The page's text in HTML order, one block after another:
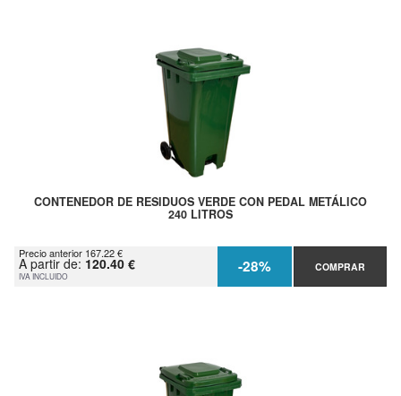
CONTENEDOR DE RESIDUOS VERDE CON PEDAL METÁLICO
240 LITROS
Precio anterior 167.22 €
A partir de: 120.40 €
IVA INCLUIDO -28% COMPRAR